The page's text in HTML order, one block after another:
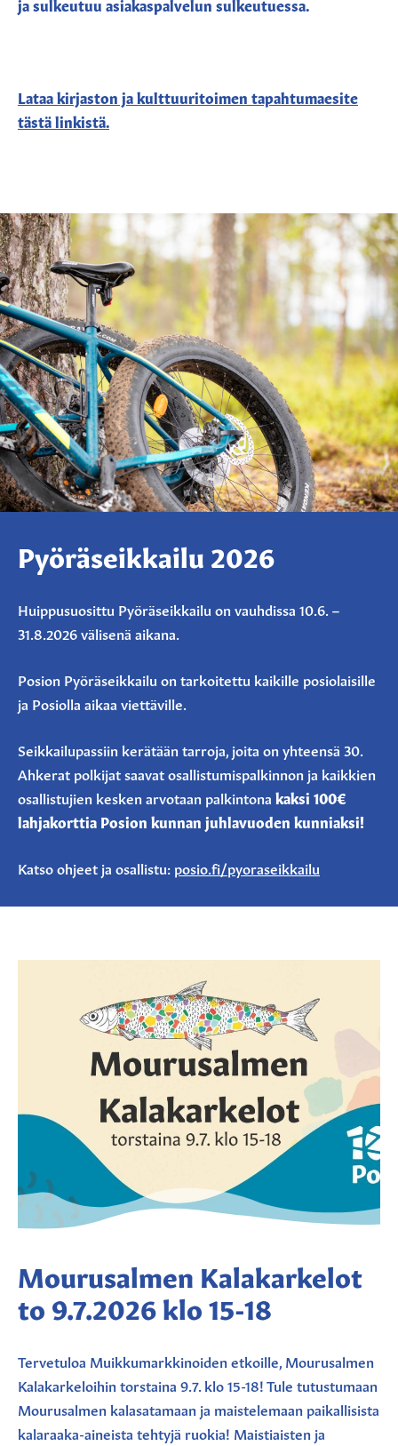
ja sulkeutuu asiakaspalvelun sulkeutuessa.
Lataa kirjaston ja kulttuuritoimen tapahtumaesite
tästä linkistä.
Pyöräseikkailu 2026
Huippusuosittu Pyöräseikkailu on vauhdissa 10.6. –
31.8.2026 välisenä aikana.
Posion Pyöräseikkailu on tarkoitettu kaikille posiolaisille
ja Posiolla aikaa viettäville.
Seikkailupassiin kerätään tarroja, joita on yhteensä 30.
Ahkerat polkijat saavat osallistumispalkinnon ja kaikkien
osallistujien kesken arvotaan palkintona kaksi 100€
lahjakorttia Posion kunnan juhlavuoden kunniaksi!
Katso ohjeet ja osallistu: posio.fi/pyoraseikkailu
Mourusalmen Kalakarkelot
to 9.7.2026 klo 15-18
Tervetuloa Muikkumarkkinoiden etkoille, Mourusalmen
Kalakarkeloihin torstaina 9.7. klo 15-18! Tule tutustumaan
Mourusalmen kalasatamaan ja maistelemaan paikallisista
kalaraaka-aineista tehtyjä ruokia! Maistiaisten ja